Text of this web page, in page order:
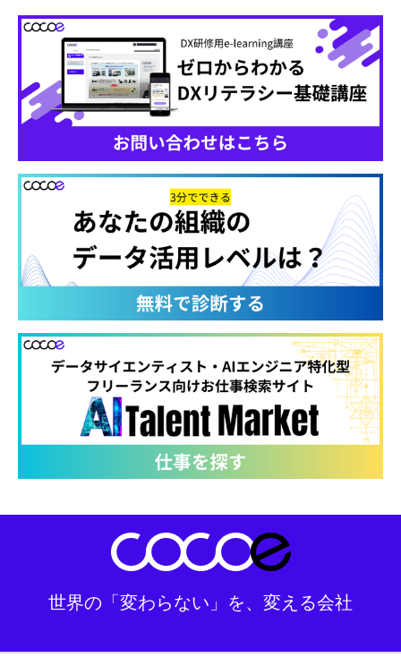
世界の「変わらない」を、変える会社